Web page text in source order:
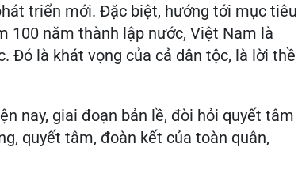
triển mới. Đặc biệt, hướng tới mục tiêu
100 năm thành lập nước, Việt Nam là
Đó là khát vọng của cả dân tộc, là lời thề
nay, giai đoạn bản lề, đòi hỏi quyết tâm
quyết tâm, đoàn kết của toàn quân,